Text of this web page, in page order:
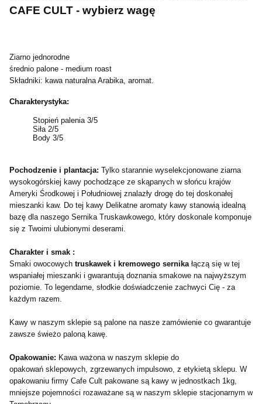
CAFE CULT - wybierz wagę
Ziarno jednorodne
średnio palone - medium roast
Składniki: kawa naturalna Arabika, aromat.
Charakterystyka:
Stopień palenia 3/5
Siła 2/5
Body 3/5
Pochodzenie i plantacja: Tylko starannie wyselekcjonowane ziarna
wysokogórskiej kawy pochodzące ze skąpanych w słońcu krajów
Ameryki Środkowej i Południowej znalazły drogę do tej doskonałej
mieszanki kaw. Do tej kawy Delikatne aromaty kawy stanowią idealną
bazę dla naszego Sernika Truskawkowego, który doskonale komponuje
się z Twoimi ulubionymi deserami.
Charakter i smak :
Smaki owocowych truskawek i kremowego sernika łączą się w tej
wspaniałej mieszanki i gwarantują doznania smakowe na najwyższym
poziomie. To legendarne, słodkie doświadczenie zachwyci Cię - za
każdym razem.
Kawy w naszym sklepie są palone na nasze zamówienie co gwarantuje
zawsze świeżo paloną kawę.
Opakowanie: Kawa ważona w naszym sklepie do
opakowań sklepowych, zgrzewanych impulsowo, z etykietą sklepu. W
opakowaniu firmy Cafe Cult pakowane są kawy w jednostkach 1kg,
mniejsze pojemności rozaważane są w naszym sklepie stacjonarnym w